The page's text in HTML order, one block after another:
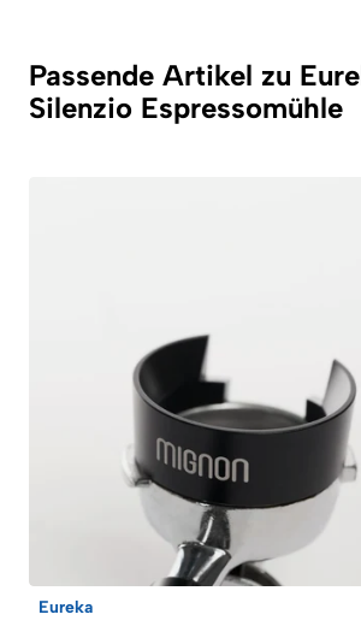
Passende Artikel zu
Silenzio Espressomühle
Eureka